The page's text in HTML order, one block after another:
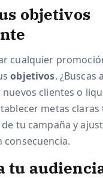
objetivos
cualquier
objetivos. ¿Buscas
clientes o
metas
tu campaña y
consecuencia.
tu